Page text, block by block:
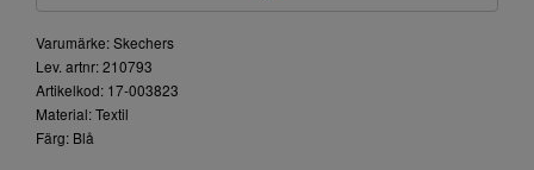
Varumärke: Skechers
Lev. artnr: 210793
Artikelkod: 17-003823
Material: Textil
Färg: Blå